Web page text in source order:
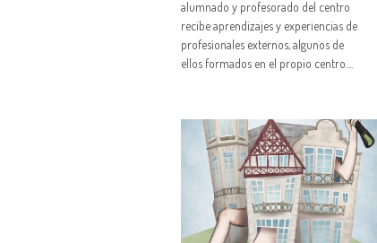
alumnado y profesorado del centro
recibe aprendizajes y experiencias de
profesionales externos, algunos de
ellos formados en el propio centro....